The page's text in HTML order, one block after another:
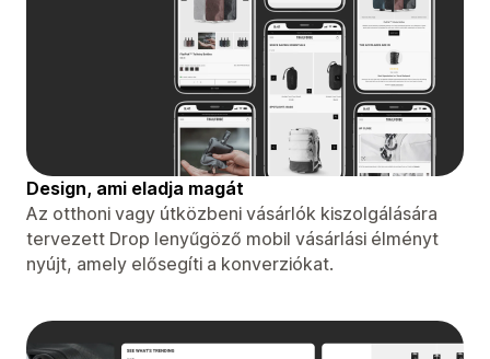
Design, ami eladja magát
Az otthoni vagy útközbeni vásárlók kiszolgálására
tervezett Drop lenyűgöző mobil vásárlási élményt
nyújt, amely elősegíti a konverziókat.